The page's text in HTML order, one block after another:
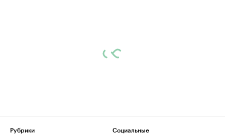
Рубрики
Социальные